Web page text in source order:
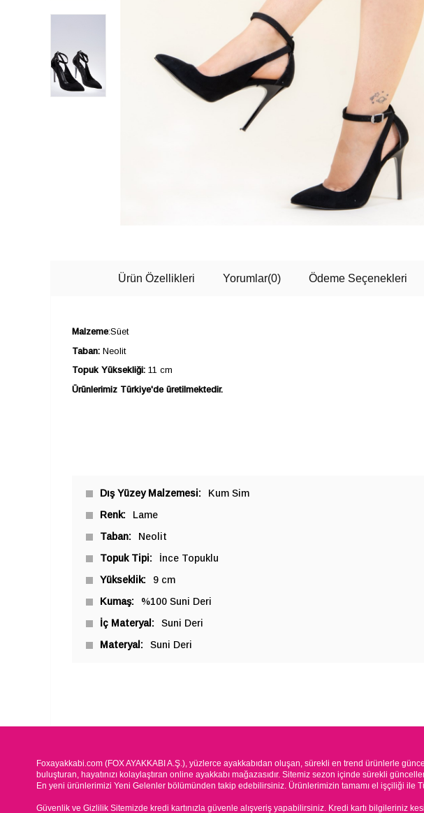
Ürün Özellikleri Yorumlar(0) Ödeme Seçenekleri
Malzeme:Süet
Taban: Neolit
Topuk Yüksekliği: 11 cm
Ürünlerimiz Türkiye'de üretilmektedir.
Dış Yüzey Malzemesi
Kum Sim
Renk
Lame
Taban
Neolit
Topuk Tipi
İnce Topuklu
Yükseklik
9 cm
Kumaş
%100 Suni Deri
İç Materyal
Suni Deri
Materyal
Suni Deri
Foxayakkabi.com (FOX AYAKKABI A.Ş.), yüzlerce ayakkabıdan oluşan, sürekli en trend ürünlerle
buluşturan, hayatınızı kolaylaştıran online ayakkabı mağazasıdır. Sitemiz sezon içinde sürekli
En yeni ürünlerimizi Yeni Gelenler bölümünden takip edebilirsiniz. Ürünlerimizin tamamı el işçiliği ile
Güvenlik ve Gizlilik Sitemizde kredi kartınızla güvenle alışveriş yapabilirsiniz. Kredi kartı bilgileriniz